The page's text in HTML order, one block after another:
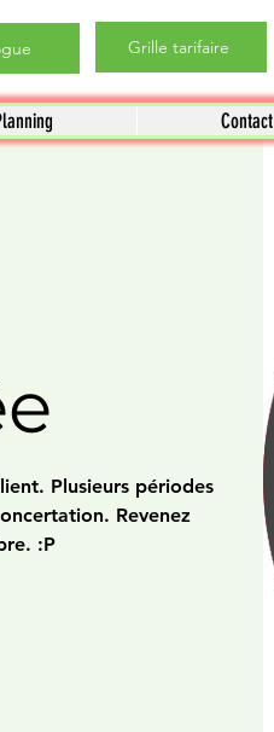
Grille tarifaire
Contact
Plusieurs périodes
Revenez
:P